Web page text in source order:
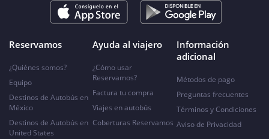
Reservamos
¿Quiénes somos?
Equipo
Destinos de Autobús en
México
Destinos de Autobús en
United States
Ayuda al viajero
¿Cómo usar
Reservamos?
Factura tu compra
Viajes en autobús
Coberturas Reservamos
Información
adicional
Métodos de pago
Preguntas frecuentes
Términos y Condiciones
Aviso de Privacidad